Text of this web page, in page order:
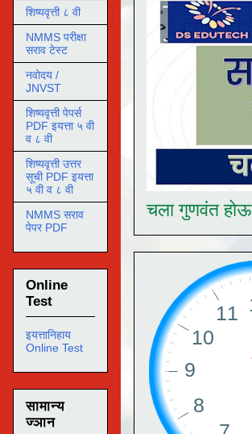
चला गुणवंत होऊ
शिष्यवृत्ती ८ वी
NMMS परीक्षा
सराव टेस्ट
नवोदय /
JNVST
शिष्यवृत्ती पेपर्स
PDF इयत्ता ५ वी
व ८ वी
शिष्यवृत्ती उत्तर
सूची PDF इयत्ता
५ वी व ८ वी
NMMS सराव
पेपर PDF
Online
Test
इयत्तानिहाय
Online Test
सामान्य
ज्ञान